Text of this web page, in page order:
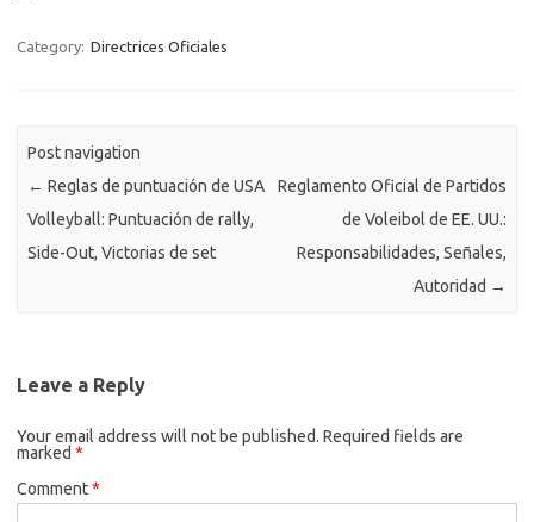
Category: Directrices Oficiales
Post navigation
← Reglas de puntuación de USA
Volleyball: Puntuación de rally,
Side-Out, Victorias de set
Reglamento Oficial de Partidos
de Voleibol de EE. UU.:
Responsabilidades, Señales,
Autoridad →
Leave a Reply
Your email address will not be published. Required fields are
marked *
Comment*